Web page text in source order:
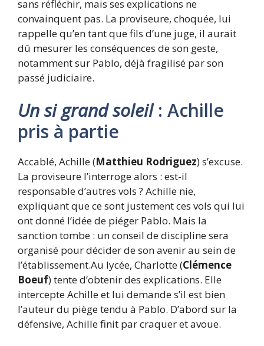
sans réfléchir, mais ses explications ne
convainquent pas. La proviseure, choquée, lui
rappelle qu’en tant que fils d’une juge, il aurait
dû mesurer les conséquences de son geste,
notamment sur Pablo, déjà fragilisé par son
passé judiciaire.
Un si grand soleil: Achille
pris à partie
Accablé, Achille (Matthieu Rodriguez) s’excuse.
La proviseure l’interroge alors : est-il
responsable d’autres vols ? Achille nie,
expliquant que ce sont justement ces vols qui lui
ont donné l’idée de piéger Pablo. Mais la
sanction tombe : un conseil de discipline sera
organisé pour décider de son avenir au sein de
l’établissement.Au lycée, Charlotte (Clémence
Boeuf) tente d’obtenir des explications. Elle
intercepte Achille et lui demande s’il est bien
l’auteur du piège tendu à Pablo. D’abord sur la
défensive, Achille finit par craquer et avoue.